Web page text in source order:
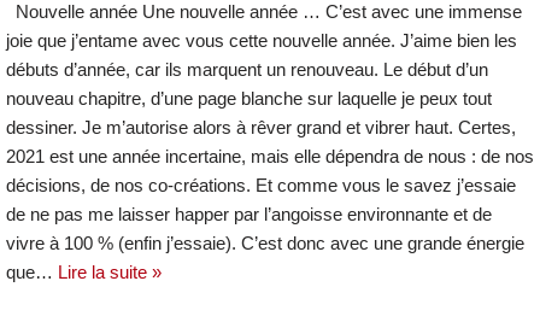
Nouvelle année Une nouvelle année … C’est avec une immense
joie que j’entame avec vous cette nouvelle année. J’aime bien les
débuts d’année, car ils marquent un renouveau. Le début d’un
nouveau chapitre, d’une page blanche sur laquelle je peux tout
dessiner. Je m’autorise alors à rêver grand et vibrer haut. Certes,
2021 est une année incertaine, mais elle dépendra de nous : de nos
décisions, de nos co-créations. Et comme vous le savez j’essaie
de ne pas me laisser happer par l’angoisse environnante et de
vivre à 100 % (enfin j’essaie). C’est donc avec une grande énergie
que… Lire la suite »